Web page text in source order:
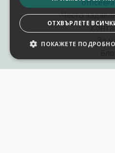
Често
За
ОТХВЪРЛЕТЕ
ПОКАЖЕТЕ